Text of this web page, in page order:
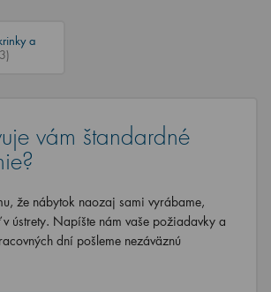
a
vám štandardné
že nábytok naozaj sami vyrábame,
v ústrety. Napíšte nám vaše požiadavky a
dní pošleme nezáväznú